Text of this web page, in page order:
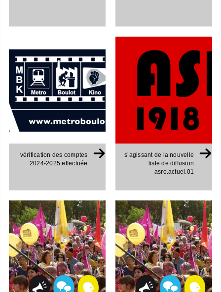
vérification des comptes
2024-2025 effectuée
s’agissant de la nouvelle
liste de diffusion
asro.actuel.01